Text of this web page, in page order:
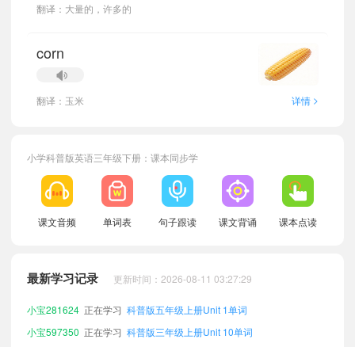
翻译：大量的，许多的
corn
翻译：玉米 详情 >
小学科普版英语三年级下册：课本同步学
课文音频 单词表 句子跟读 课文背诵 课本点读
最新学习记录 更新时间：2026-08-11 03:27:29
小宝501038 正在学习 科普版五年级上册Unit 7单词
小宝281624 正在学习 科普版五年级上册Unit 1单词
小宝597350 正在学习 科普版三年级上册Unit 10单词